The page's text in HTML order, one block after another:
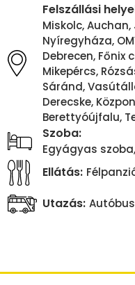
Felszállási
Miskolc,
Nyíregyháza,
Debrecen, Főnix
Mikepércs,
Sáránd,
Derecske,
Berettyóújfalu,
Szoba:
Egyágyas
Ellátás:
Utazás: